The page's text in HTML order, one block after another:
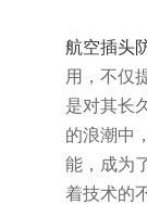
航空插头
用，不仅
是对其长
的浪潮中
能，成为
着技术的